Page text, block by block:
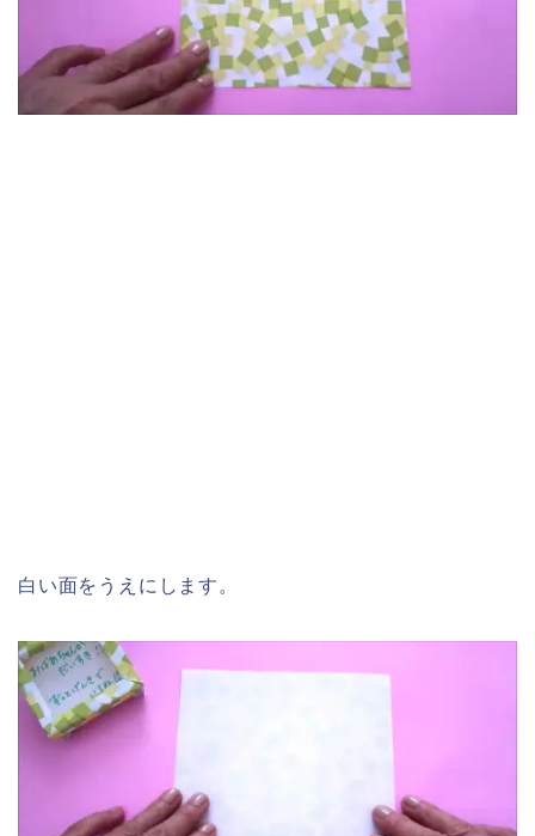
白い面をうえにします。